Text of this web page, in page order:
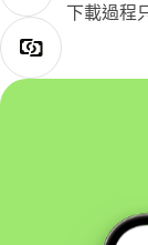
下載過程